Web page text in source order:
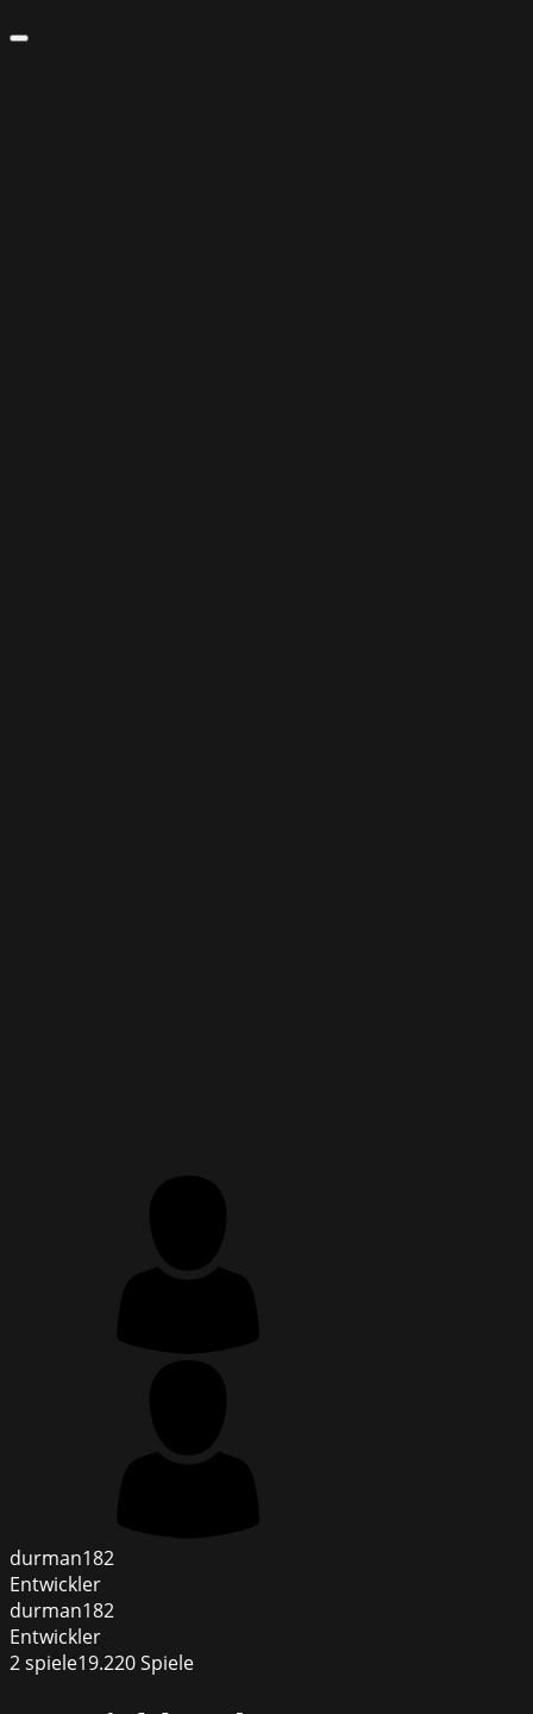
durman182
Entwickler
durman182
Entwickler
2spiele19.220Spiele